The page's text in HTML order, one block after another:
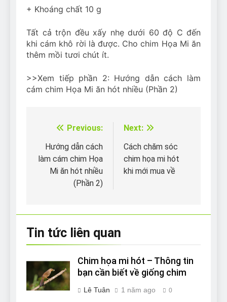
+ Khoáng chất 10 g
Tất cả trộn đều xấy nhẹ dưới 60 độ C đến
khi cám khô rời là được. Cho chim Họa Mi ăn
thêm mồi tươi chút ít.
>>Xem tiếp phần 2: Hướng dẫn cách làm
cám chim Họa Mi ăn hót nhiều (Phần 2)
Điều
hướng
bài
Previous:
Hướng dẫn cách
làm cám chim Họa
Mi ăn hót nhiều
(Phần 2)
Next:
Cách chăm sóc
chim họa mi hót
khi mới mua về
Tin tức liên quan
Chim họa mi hót – Thông tin
bạn cần biết về giống chim
Lê Tuân 1 năm ago 0